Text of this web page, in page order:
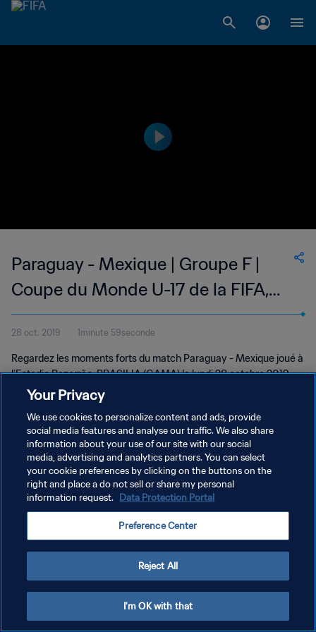
Paraguay - Mexique | Groupe F |
Coupe du Monde U-17 de la FIFA,
Brésil 2019™ | Résumé vidéo
28 oct. 2019 1minute 59seconde
Regardez les moments forts du match Paraguay - Mexique joué à
l’Estadio Bezerrão, BRASILIA (GAMA) le lundi 28 octobre 2019.
POLITIQUE DE CONFIDENTIALITÉ
CONDITIONS D'UTILISATION
GÉRER VOS PRÉFÉRENCES SUR LES COOKIES
Your Privacy
We use cookies to personalize content and ads, provide
social media features and analyse our traffic. We also share
information about your use of our site with our social
media, advertising and analytics partners. You can select
your cookie preferences by clicking on the buttons on the
right and place a do not sell or share my personal
information request. Data Protection Portal
Preference Center
Reject All
I'm OK with that